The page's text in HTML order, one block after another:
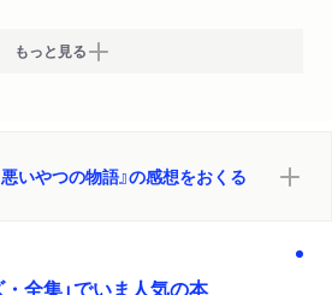
もっと見る
やつの物語』の感想をおくる
・全集」でいま人気の本